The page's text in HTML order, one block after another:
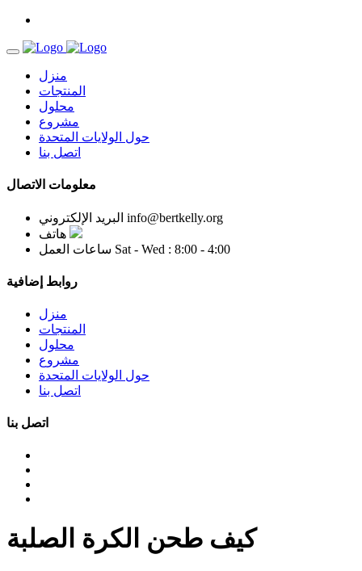
منزل
المنتجات
محلول
مشروع
حول الولايات المتحدة
اتصل بنا
معلومات الاتصال
البريد الإلكتروني info@bertkelly.org
هاتف
ساعات العمل Sat - Wed : 8:00 - 4:00
روابط إضافية
منزل
المنتجات
محلول
مشروع
حول الولايات المتحدة
اتصل بنا
اتصل بنا
كيف طحن الكرة الصلبة